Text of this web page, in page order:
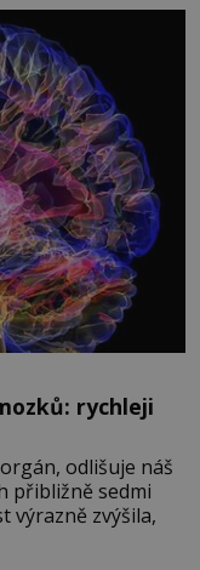
1945, druhá
Stolpsee
rychleji
odlišuje náš
přibližně sedmi
výrazně zvýšila,